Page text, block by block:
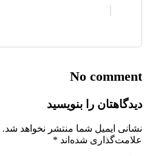
No comment
دیدگاهتان را بنویسید
نشانی ایمیل شما منتشر نخواهد شد.
علامت‌گذاری شده‌اند *